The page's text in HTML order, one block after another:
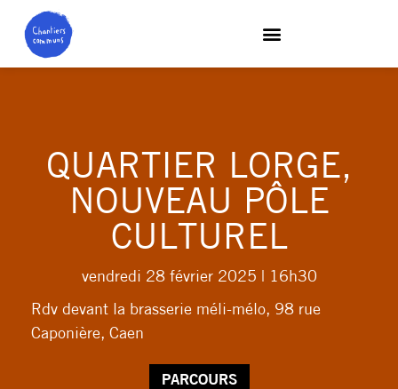
QUARTIER LORGE,
NOUVEAU PÔLE
CULTUREL
vendredi 28 février 2025 | 16h30
Rdv devant la brasserie méli-mélo, 98 rue
Caponière, Caen
PARCOURS